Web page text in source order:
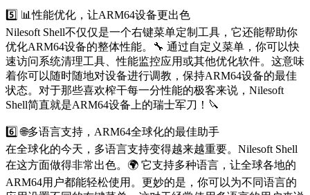
5️⃣ 📊性能优化，让ARM64设备更出色
Nilesoft Shell不仅仅是一个右键菜单定制工具，它还能帮助你
优化ARM64设备的整体性能。🔧 通过自定义菜单，你可以快
速访问系统清理工具、性能监控应用或其他优化软件。这意味
着你可以随时随地对设备进行调教，保持ARM64设备的最佳
状态。对于那些喜欢榨干每一分性能的极客来说，Nilesoft
Shell简直就是ARM64设备上的瑞士军刀！🔪
6️⃣ 🌐多语言支持，ARM64全球化的最佳助手
在全球化的今天，多语言支持变得越来越重要。Nilesoft Shell
在这方面做得非常出色。🌍 它支持多种语言，让全球各地的
ARM64用户都能轻松使用。更妙的是，你可以为不同语言的